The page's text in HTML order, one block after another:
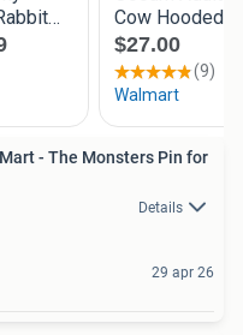
- The Monsters Pin for
Details
29 apr 26